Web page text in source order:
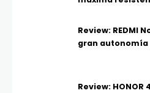
Review: REDMI
gran autonomía
Review: